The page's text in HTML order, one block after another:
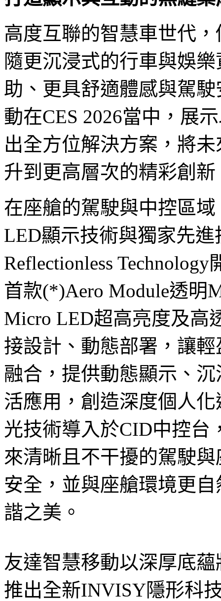
高度互聯的智慧車世代
隨更沉浸式的行車與娛
助、更具舒適體感與駕
動在CES 2026當中，展
出全方位解決方案，將
升到更高層次的精彩創新
在座艙的駕駛與中控區
LED顯示技術與獨家先進
Reflectionless
首款(*)Aero Module透明
Micro LED超高亮度及高
接設計、動態部署，讓
融合，提供動態顯示、
活應用，創造深度個人
光技術導入於CID中控台
來清晰且不干擾的駕駛
安全，並與座艙環境更
諧之美。
友達智慧移動以深厚底
推出全新INVISY隱形科